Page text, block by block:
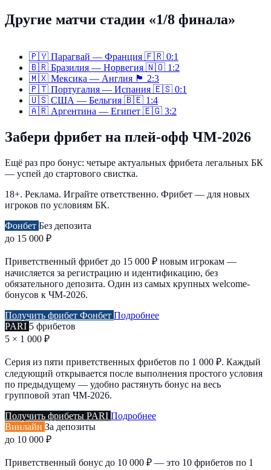
Другие матчи стадии «1/8 финала»
🇵🇾 Парагвай — Франция 🇫🇷 0:1
🇧🇷 Бразилия — Норвегия 🇳🇴 1:2
🇲🇽 Мексика — Англия 🏴󠁧󠁢󠁥󠁮󠁧󠁿 2:3
🇵🇹 Португалия — Испания 🇪🇸 0:1
🇺🇸 США — Бельгия 🇧🇪 1:4
🇦🇷 Аргентина — Египет 🇪🇬 3:2
Забери фрибет на плей-офф ЧМ-2026
Ещё раз про бонус: четыре актуальных фрибета легальных БК
— успей до стартового свистка.
18+. Реклама. Играйте ответственно. Фрибет — для новых
игроков по условиям БК.
Фонбет Без депозита
до 15 000 ₽
Приветственный фрибет до 15 000 ₽ новым игрокам —
начисляется за регистрацию и идентификацию, без
обязательного депозита. Один из самых крупных welcome-
бонусов к ЧМ-2026.
Получить фрибет Фонбет Подробнее
PARI 5 фрибетов
5 × 1 000 ₽
Серия из пяти приветственных фрибетов по 1 000 ₽. Каждый
следующий открывается после выполнения простого условия
по предыдущему — удобно растянуть бонус на весь
групповой этап ЧМ-2026.
Получить фрибеты PARI Подробнее
Винлайн За депозиты
до 10 000 ₽
Приветственный бонус до 10 000 ₽ — это 10 фрибетов по 1